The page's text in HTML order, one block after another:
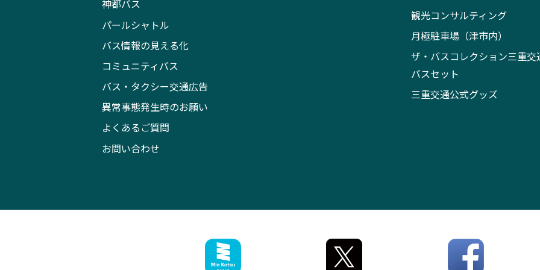
神都バス
パールシャトル
バス情報の見える化
コミュニティバス
バス・タクシー交通広告
異常事態発生時のお願い
よくあるご質問
お問い合わせ
観光コンサルティング
月極駐車場（津市内）
ザ・バスコレクション三重交
バスセット
三重交通公式グッズ